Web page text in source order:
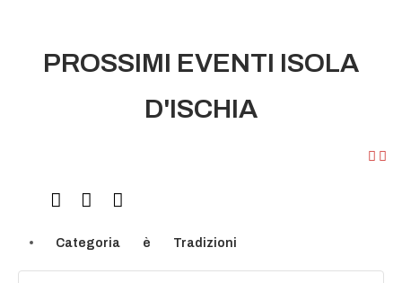
PROSSIMI EVENTI ISOLA
D'ISCHIA
Categoria è Tradizioni